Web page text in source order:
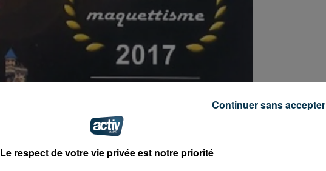
Le respect de votre vie privée est notre priorité
Continuer sans accepter